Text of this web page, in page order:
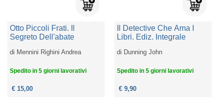
Otto Piccoli Frati. Il
Segreto Dell'abate
di Mennini Righini Andrea
Spedito in 5 giorni lavorativi
€ 15,00
Il Detective Che Ama I
Libri. Ediz. Integrale
di Dunning John
Spedito in 5 giorni lavorativi
€ 9,90